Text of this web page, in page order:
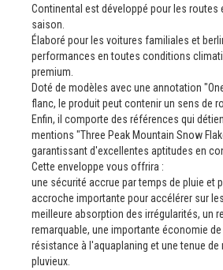
Continental est développé pour les routes
saison.
Élaboré pour les voitures familiales et
performances en toutes conditions
premium.
Doté de modèles avec une annotation
flanc, le produit peut contenir un sens de
Enfin, il comporte des références qui
mentions "Three Peak Mountain Snow
garantissant d'excellentes aptitudes en
Cette enveloppe vous offrira :
une sécurité accrue par temps de pluie et
accroche importante pour accélérer sur
meilleure absorption des irrégularités, un
remarquable, une importante économie
résistance à l'aquaplaning et une tenue
pluvieux.